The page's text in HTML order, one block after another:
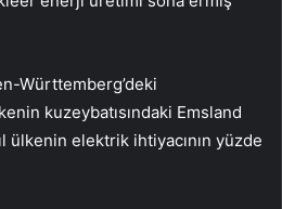
Württemberg’deki
kuzeybatısındaki Emsland
ülkenin elektrik ihtiyacının yüzde